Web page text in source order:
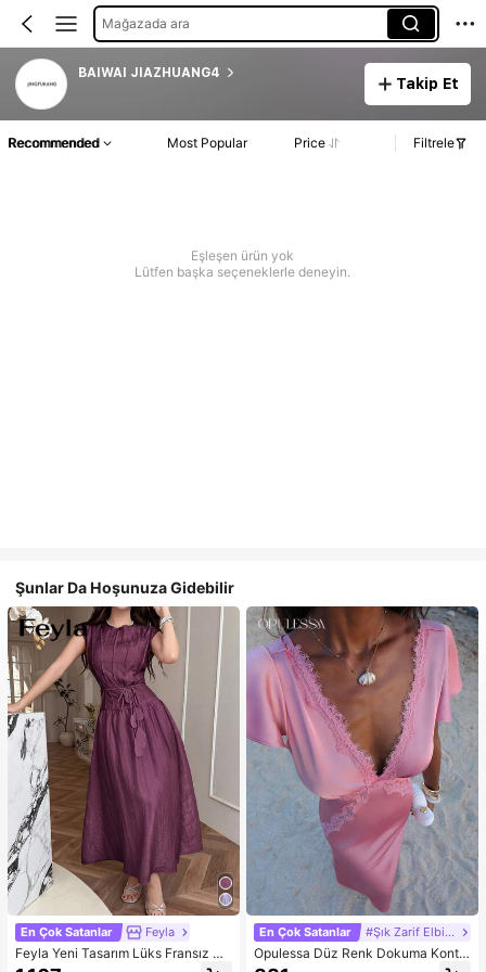
Mağazada ara
BAIWAI JIAZHUANG4
Takip Et
Recommended Most Popular Price Filtrele
Eşleşen ürün yok
Lütfen başka seçeneklerle deneyin.
Şunlar Da Hoşunuza Gidebilir
En Çok Satanlar Feyla
Feyla Yeni Tasarım Lüks Fransız Şı
k Romantik Mor Tatil Elbisesi
En Çok Satanlar #Şık Zarif Elbise
Opulessa Düz Renk Dokuma Kontr
ast Dantel V Yaka Kadın Elbisesi, İlk